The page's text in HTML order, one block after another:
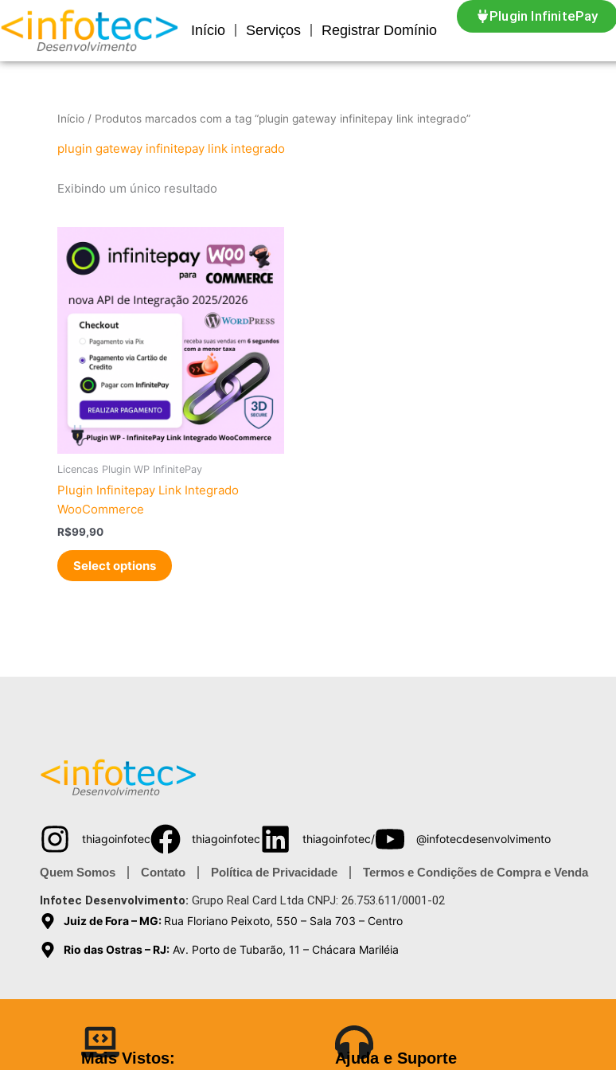
para
conteúdo
Início Serviços Registrar Domínio
Plugin InfinitePay
Início / Produtos marcados com a tag “plugin gateway infinitepay link integrado”
plugin gateway infinitepay link integrado
Exibindo um único resultado
Licencas Plugin WP InfinitePay
Plugin Infinitepay Link Integrado
WooCommerce
R$99,90
Select options
thiagoinfotec thiagoinfotec thiagoinfotec/ @infotecdesenvolvimento
Quem Somos Contato Política de Privacidade Termos e Condições de Compra e Venda
Infotec Desenvolvimento: Grupo Real Card Ltda CNPJ: 26.753.611/0001-02
Juiz de Fora – MG: Rua Floriano Peixoto, 550 – Sala 703 – Centro
Rio das Ostras – RJ: Av. Porto de Tubarão, 11 – Chácara Mariléia
Mais Vistos: Ajuda e Suporte